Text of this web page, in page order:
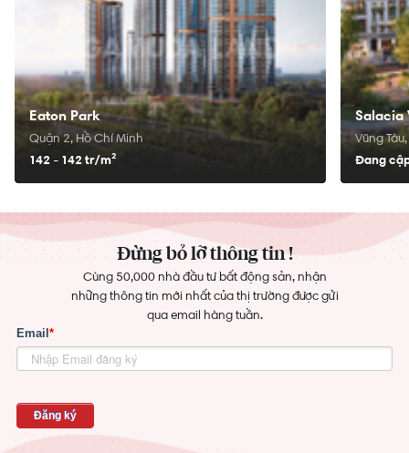
Eaton Park
Quận 2, Hồ Chí Minh
142 - 142 tr/m²
Salacia
Vũng
Đang
Đừng bỏ lỡ thông tin !
Cùng 50,000 nhà đầu tư bất động sản, nhận
những thông tin mới nhất của thị trường được gửi
qua email hàng tuần.